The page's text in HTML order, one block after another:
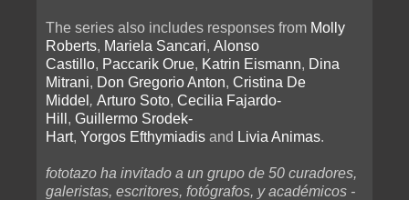
The series also includes responses from Molly
Roberts, Mariela Sancari, Alonso
Castillo, Paccarik Orue, Katrin Eismann, Dina
Mitrani, Don Gregorio Anton, Cristina De
Middel , Arturo Soto, Cecilia Fajardo-
Hill , Guillermo Srodek-
Hart, Yorgos Efthymiadis and Livia Animas.
fototazo ha invitado a un grupo de 50 curadores,
galeristas, escritores, fotógrafos, y académicos -